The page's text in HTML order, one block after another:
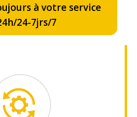
à votre service
24-7jrs/7